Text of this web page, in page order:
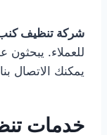
شركة تنظيف
للعملاء.
يمكنك الاتصال
خدمات